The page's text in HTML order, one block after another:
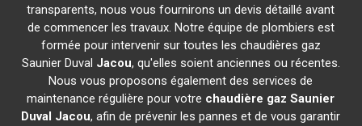
transparents, nous vous fournirons un devis détaillé avant
de commencer les travaux. Notre équipe de plombiers est
formée pour intervenir sur toutes les chaudières gaz
Saunier Duval Jacou, qu'elles soient anciennes ou récentes.
Nous vous proposons également des services de
maintenance régulière pour votre chaudière gaz Saunier
Duval Jacou, afin de prévenir les pannes et de vous garantir